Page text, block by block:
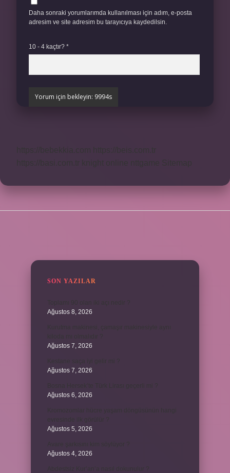
Daha sonraki yorumlarımda kullanılması için adım, e-posta
adresim ve site adresim bu tarayıcıya kaydedilsin.
10 - 4 kaçtır? *
SON YAZILAR
Ağustos 8, 2026
Ağustos 7, 2026
Ağustos 7, 2026
Ağustos 6, 2026
Ağustos 5, 2026
Ağustos 4, 2026